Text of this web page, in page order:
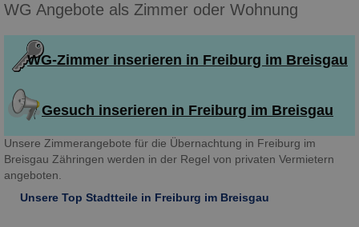
WG Angebote als Zimmer oder Wohnung
WG-Zimmer inserieren in Freiburg im Breisgau
Gesuch inserieren in Freiburg im Breisgau
Unsere Zimmerangebote für die Übernachtung in Freiburg im
Breisgau Zähringen werden in der Regel von privaten Vermietern
angeboten.
Unsere Top Stadtteile in Freiburg im Breisgau